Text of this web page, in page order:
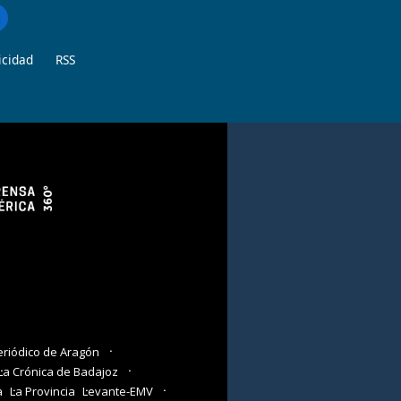
RSS
de Aragón
Crónica de Badajoz
La Provincia Levante-EMV